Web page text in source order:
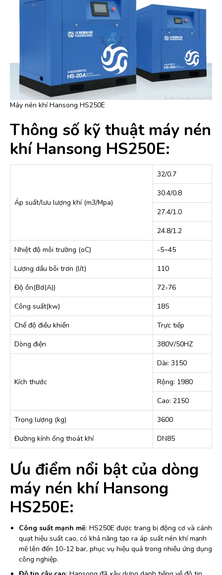
Máy nén khí Hansong HS250E
Thông số kỹ thuật máy nén
khí Hansong HS250E:
Áp suất/lưu lượng khí (m3/Mpa)
32/0.7
30.4/0.8
27.4/1.0
24.8/1.2
Nhiệt độ môi trường (oC)
-5~45
Lượng dầu bôi trơn (lít)
110
Độ ồn(Bd(A))
72-76
Công suất(kw)
185
Chế độ điều khiển
Trực tiếp
Dòng điện
380V/50HZ
Kích thước
Dài: 3150
Rộng: 1980
Cao: 2150
Trọng lượng (kg)
3600
Đường kính ống thoát khí
DN85
Ưu điểm nổi bật của dòng
máy nén khí Hansong
HS250E:
Công suất mạnh mẽ: HS250E được trang bị động cơ và cánh
quạt hiệu suất cao, có khả năng tạo ra áp suất nén khí mạnh
mẽ lên đến 10-12 bar, phục vụ hiệu quả trong nhiều ứng dụng
công nghiệp.